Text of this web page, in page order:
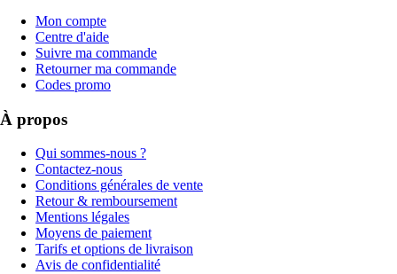
Mon compte
Centre d'aide
Suivre ma commande
Retourner ma commande
Codes promo
À propos
Qui sommes-nous ?
Contactez-nous
Conditions générales de vente
Retour & remboursement
Mentions légales
Moyens de paiement
Tarifs et options de livraison
Avis de confidentialité